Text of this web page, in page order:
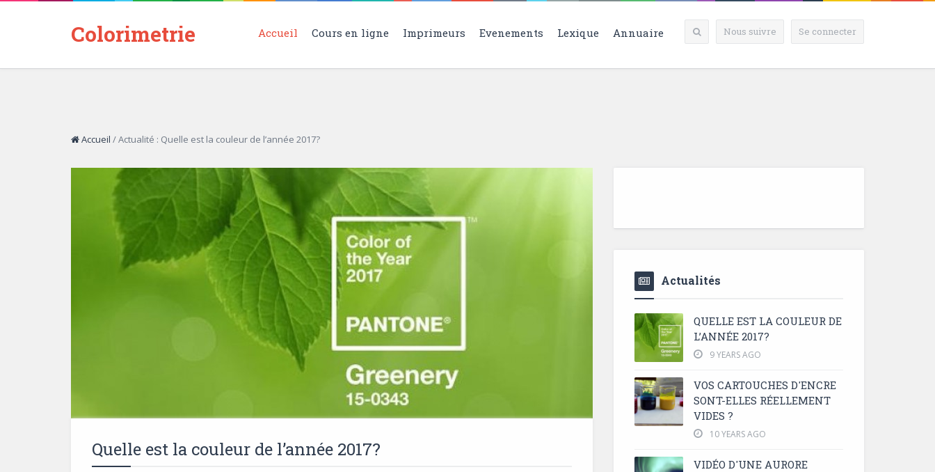
Colorimetrie Se connecter
Nous suivre
Accueil Cours en ligne Imprimeurs Evenements Lexique Annuaire
Accueil /Actualité : Quelle est la couleur de l’année 2017?
Quelle est la couleur de l’année 2017?
Actualités
QUELLE EST LA COULEUR DE
L’ANNÉE 2017?
9 YEARS AGO
VOS CARTOUCHES D'ENCRE
SONT-ELLES RÉELLEMENT
VIDES ?
10 YEARS AGO
VIDÉO D'UNE AURORE